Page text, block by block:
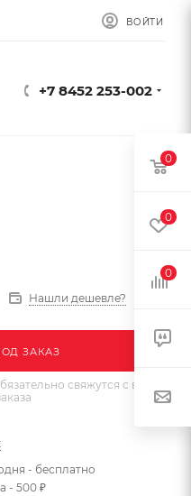
ВОЙТИ
+7 8452 253-002
Нашли дешевле?
ЗАКАЗ
свяжутся с вами
- бесплатно
- 500 ₽
0
0
0